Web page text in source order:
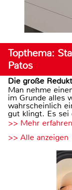
Topthema:
Patos
Die große
Man nehme
im Grunde alles
wahrscheinlich
gut klingt. Es sei
>> Mehr erfahren
>> Alle anzeigen